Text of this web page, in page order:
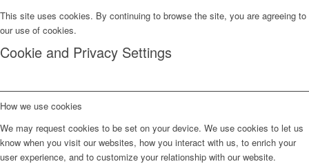
This site uses cookies. By continuing to browse the site, you are agreeing to
our use of cookies.
Cookie and Privacy Settings
How we use cookies
We may request cookies to be set on your device. We use cookies to let us
know when you visit our websites, how you interact with us, to enrich your
user experience, and to customize your relationship with our website.